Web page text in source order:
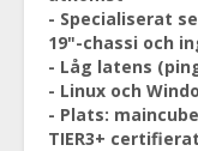
- Specialiserat
19"-chassi och
- Låg latens
- Linux och
- Plats:
TIER3+